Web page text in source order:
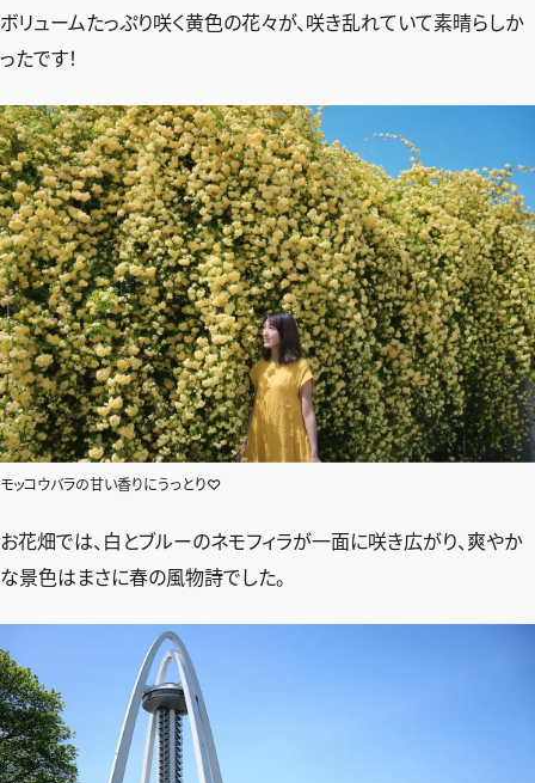
ボリュームたっぷり咲く黄色の花々が、咲き乱れていて素晴らしか
ったです！
モッコウバラの甘い香りにうっとり♡
お花畑では、白とブルーのネモフィラが一面に咲き広がり、爽やか
な景色はまさに春の風物詩でした。